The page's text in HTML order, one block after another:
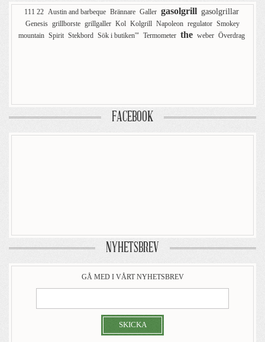
111 22 Austin and barbeque Brännare Galler gasolgrill gasolgrillar
Genesis grillborste grillgaller Kol Kolgrill Napoleon regulator Smokey
mountain Spirit Stekbord Sök i butiken'" Termometer the weber Överdrag
FACEBOOK
NYHETSBREV
GÅ MED I VÅRT NYHETSBREV
SKICKA